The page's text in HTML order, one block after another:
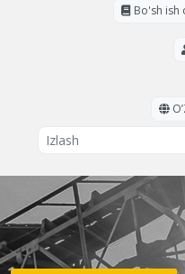
Bo'sh ish